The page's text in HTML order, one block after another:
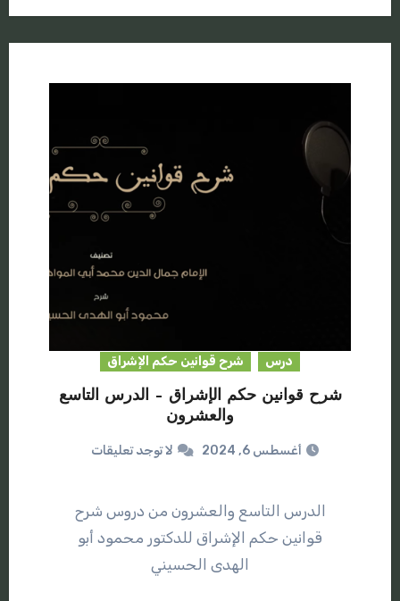
درس شرح قوانين حكم الإشراق
شرح قوانين حكم الإشراق – الدرس التاسع
والعشرون
أغسطس 6, 2024 لا توجد تعليقات
الدرس التاسع والعشرون من دروس شرح
قوانين حكم الإشراق للدكتور محمود أبو
الهدى الحسيني